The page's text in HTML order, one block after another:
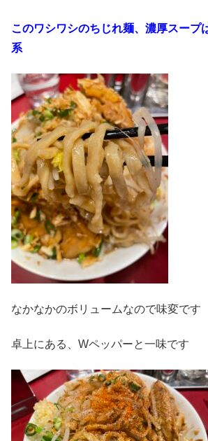
このワシワシのちじれ麺、濃厚スープ
系
なかなかのボリュームなので味変です
卓上にある、Wペッパーと一味です